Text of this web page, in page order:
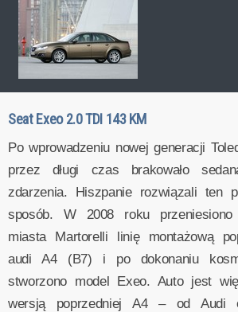
Seat Exeo 2.0 TDI 143 KM
Po wprowadzeniu nowej generacji
przez długi czas brakowało
zdarzenia. Hiszpanie rozwiązali ten
sposób. W 2008 roku przeniesiono
miasta Martorelli linię montażową
audi A4 (B7) i po dokonaniu
stworzono model Exeo. Auto jest
wersją poprzedniej A4 – od Audi